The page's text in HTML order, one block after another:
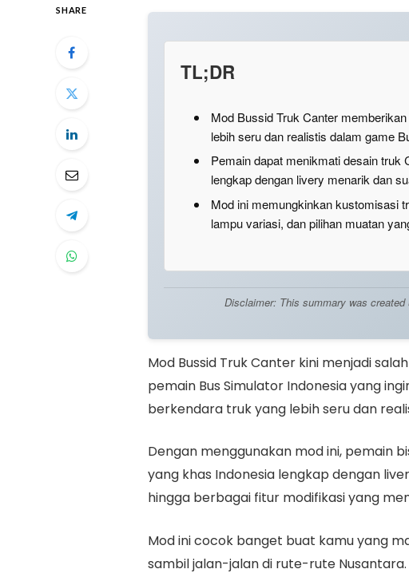
SHARE
TL;DR
Mod Bussid Truk Canter
lebih seru dan realistis dalam game
Pemain dapat menikmati desain truk
lengkap dengan livery menarik dan
Mod ini memungkinkan kustomisasi
lampu variasi, dan pilihan muatan
Disclaimer: This summary was
Mod Bussid Truk Canter kini menjadi
pemain Bus Simulator Indonesia yang
berkendara truk yang lebih seru dan
Dengan menggunakan mod ini, pemain
yang khas Indonesia lengkap dengan
hingga berbagai fitur modifikasi yang
Mod ini cocok banget buat kamu yang
sambil jalan-jalan di rute-rute